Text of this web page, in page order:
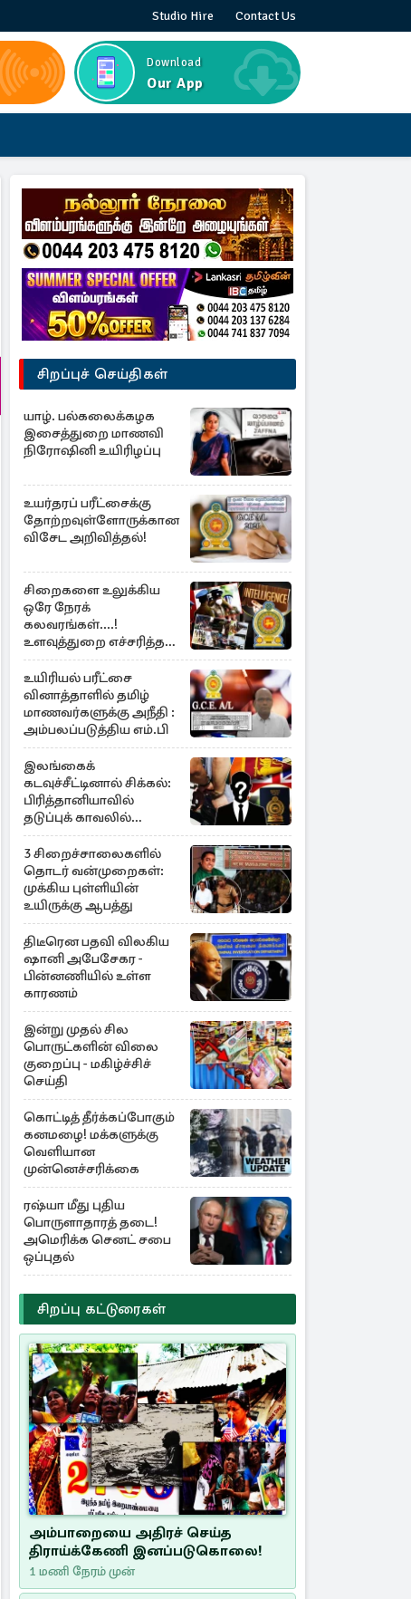
Studio Hire Contact Us
Download
Our App
சிறப்புச் செய்திகள்
யாழ். பல்கலைக்கழக
இசைத்துறை மாணவி
நிரோஷினி உயிரிழப்பு
உயர்தரப் பரீட்சைக்கு
தோற்றவுள்ளோருக்கான
விசேட அறிவித்தல்!
சிறைகளை உலுக்கிய
ஒரே நேரக்
கலவரங்கள்....!
உளவுத்துறை எச்சரித்த
பாரிய சதி அம்பலம்
உயிரியல் பரீட்சை
வினாத்தாளில் தமிழ்
மாணவர்களுக்கு அநீதி :
அம்பலப்படுத்திய எம்.பி
இலங்கைக்
கடவுச்சீட்டினால் சிக்கல்:
பிரித்தானியாவில்
தடுப்புக் காவலில்
முன்னாள் எம்.பி!
3 சிறைச்சாலைகளில்
தொடர் வன்முறைகள்:
முக்கிய புள்ளியின்
உயிருக்கு ஆபத்து
திடீரென பதவி விலகிய
ஷானி அபேசேகர -
பின்னணியில் உள்ள
காரணம்
இன்று முதல் சில
பொருட்களின் விலை
குறைப்பு - மகிழ்ச்சிச்
செய்தி
கொட்டித் தீர்க்கப்போகும்
கனமழை! மக்களுக்கு
வெளியான
முன்னெச்சரிக்கை
ரஷ்யா மீது புதிய
பொருளாதாரத் தடை!
அமெரிக்க செனட் சபை
ஒப்புதல்
சிறப்பு கட்டுரைகள்
அம்பாறையை அதிரச் செய்த
திராய்க்கேணி இனப்படுகொலை!
1 மணி நேரம் முன்